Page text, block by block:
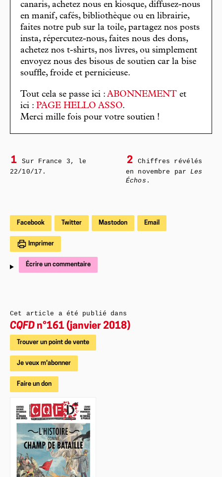
canaris, achetez nous en kiosque, diffusez-nous
en manif, cafés, bibliothèque ou en librairie,
faites notre pub sur la toile, partagez nos posts
insta, répercutez-nous, faites nous des dons,
achetez nos t-shirts, nos livres, ou simplement
envoyez nous des bisous de soutien car la bise
souffle, froide et pernicieuse.
Tout cela se passe ici : ABONNEMENT et
ici : PAGE HELLO ASSO.
Merci mille fois pour votre soutien !
1
Sur France 3, le
22/10/17.
2
Chiffres révélés
en novembre par Les
Échos .
Facebook Twitter Mastodon Email
Imprimer
Écrire un commentaire
Cet article a été publié dans
CQFD n°161 (janvier 2018)
Trouver un point de vente
Je veux m'abonner
Faire un don